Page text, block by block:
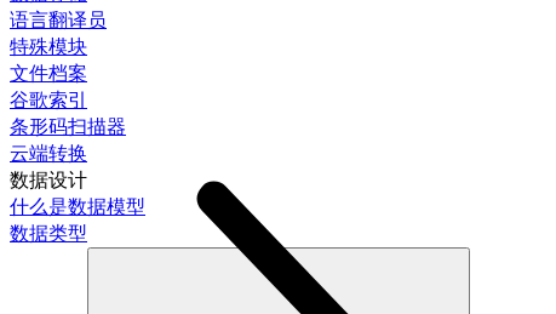
语言翻译员
特殊模块
文件档案
谷歌索引
条形码扫描器
云端转换
数据设计
什么是数据模型
数据类型